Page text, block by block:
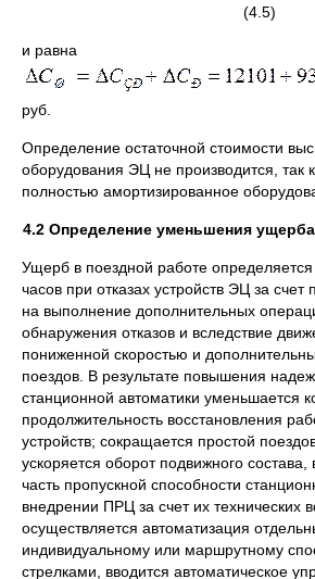
(4.5)
и равна
руб.
Определение остаточной стоимости
оборудования ЭЦ не производится, так
полностью амортизированное
4.2 Определение уменьшения
Ущерб в поездной работе
часов при отказах устройств ЭЦ за
на выполнение дополнительных
обнаружения отказов и вследствие
пониженной скоростью и
поездов. В результате повышения
станционной автоматики уменьшается
продолжительность восстановления
устройств; сокращается простой
ускоряется оборот подвижного
часть пропускной способности
внедрении ПРЦ за счет их технических
осуществляется автоматизация
индивидуальному или маршрутному
стрелками, вводится автоматическое